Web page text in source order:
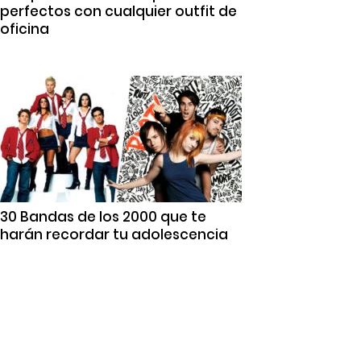
perfectos con cualquier outfit de
oficina
30 Bandas de los 2000 que te
harán recordar tu adolescencia